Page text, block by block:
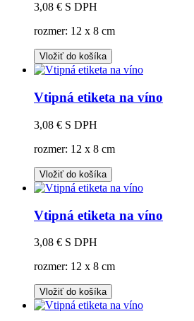
3,08 € S DPH
rozmer: 12 x 8 cm
Vložiť do košíka
Vtipná etiketa na víno
3,08 € S DPH
rozmer: 12 x 8 cm
Vložiť do košíka
Vtipná etiketa na víno
3,08 € S DPH
rozmer: 12 x 8 cm
Vložiť do košíka